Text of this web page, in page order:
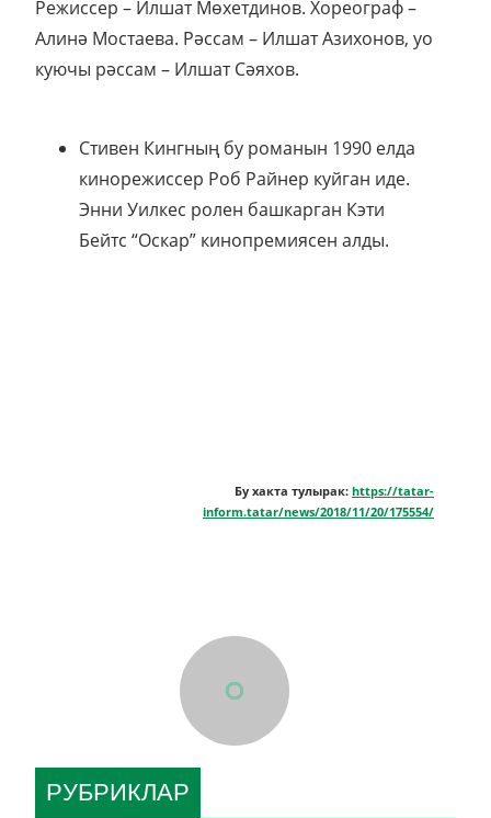
Режиссер – Илшат Мөхетдинов. Хореограф –
Алинә Мостаева. Рәссам – Илшат Азихонов, уо
куючы рәссам – Илшат Сәяхов.
Стивен Кингның бу романын 1990 елда
кинорежиссер Роб Райнер куйган иде.
Энни Уилкес ролен башкарган Кэти
Бейтс “Оскар” кинопремиясен алды.
Бу хакта тулырак: https://tatar-
inform.tatar/news/2018/11/20/175554/
РУБРИКЛАР